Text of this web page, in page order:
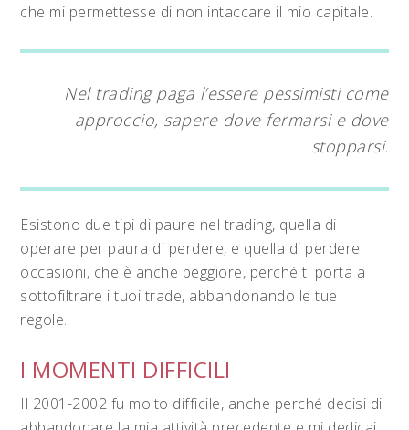
che mi permettesse di non intaccare il mio capitale.
Nel trading paga l’essere pessimisti come
approccio, sapere dove fermarsi e dove
stopparsi.
Esistono due tipi di paure nel trading, quella di
operare per paura di perdere, e quella di perdere
occasioni, che è anche peggiore, perché ti porta a
sottofiltrare i tuoi trade, abbandonando le tue
regole.
I MOMENTI DIFFICILI
Il 2001-2002 fu molto difficile, anche perché decisi di